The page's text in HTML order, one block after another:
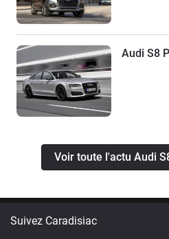
Audi S8
Voir toute l'actu Audi
Suivez Caradisiac